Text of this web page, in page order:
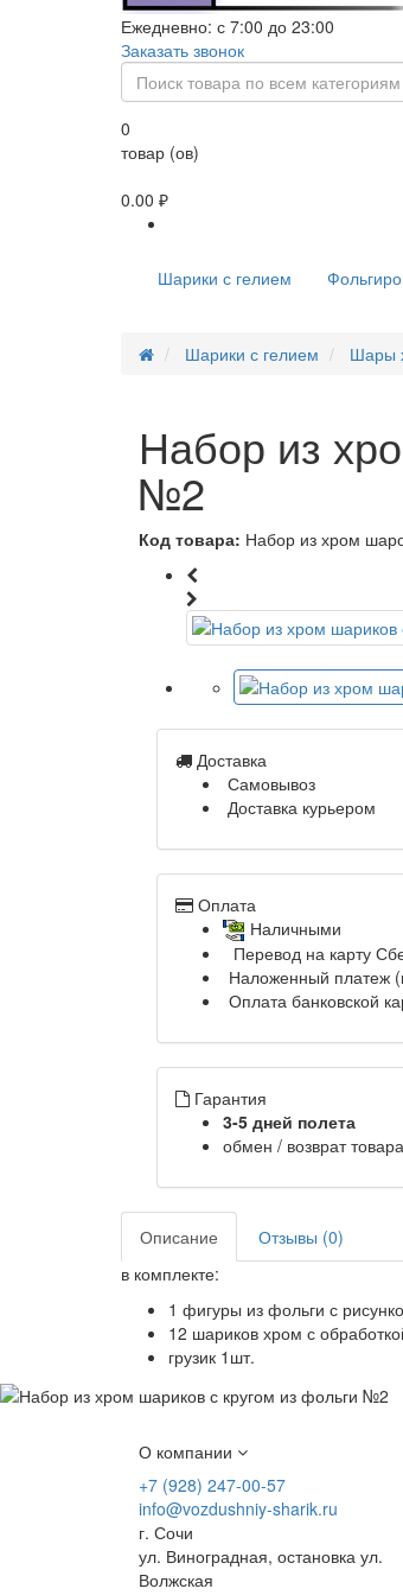
Ежедневно: с 7:00 до 23:00
Заказать звонок
0
товар (ов)
0.00 ₽
Шарики с гелием
Шарики с гелием Шары
Набор из
№2
Код товара: Набор из хром
Доставка
Самовывоз
Доставка курьером
Оплата
Наличными
Перевод на карту
Наложенный платеж
Оплата банковской
Гарантия
3-5 дней полета
обмен / возврат
Описание
Отзывы (0)
в комплекте:
1 фигуры из фольги с
12 шариков хром с
грузик 1шт.
О компании
+7 (928) 247-00-57
info@vozdushniy-sharik.ru
г. Сочи
ул. Виноградная, остановка ул.
Волжская